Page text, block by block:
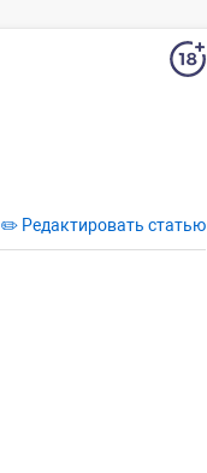
✏️ Редактировать статью